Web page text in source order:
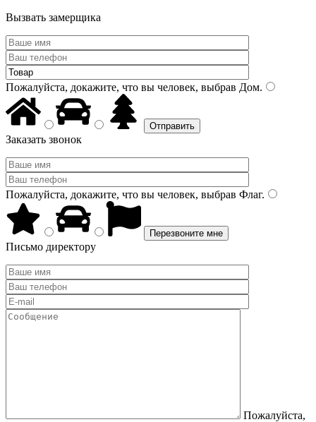
Вызвать замерщика
Пожалуйста, докажите, что вы человек, выбрав Дом.
Заказать звонок
Пожалуйста, докажите, что вы человек, выбрав Флаг.
Письмо директору
Пожалуйста,